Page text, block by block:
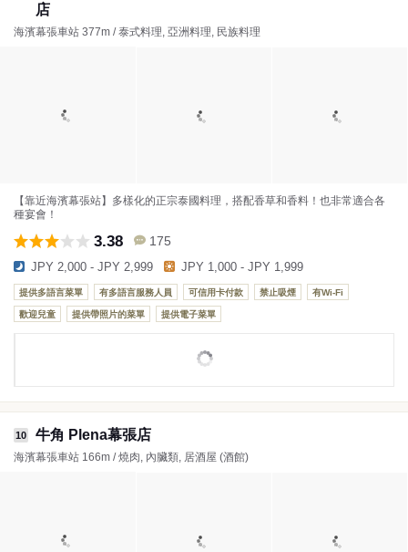
店
海濱幕張車站 377m / 泰式料理, 亞洲料理, 民族料理
【靠近海濱幕張站】多樣化的正宗泰國料理，搭配香草和香料！也非常適合各
種宴會！
3.38 175
JPY 2,000 - JPY 2,999 JPY 1,000 - JPY 1,999
提供多語言菜單 有多語言服務人員 可信用卡付款 禁止吸煙 有Wi-Fi
歡迎兒童 提供帶照片的菜單 提供電子菜單
10 牛角 Plena幕張店
海濱幕張車站 166m / 燒肉, 內臟類, 居酒屋 (酒館)